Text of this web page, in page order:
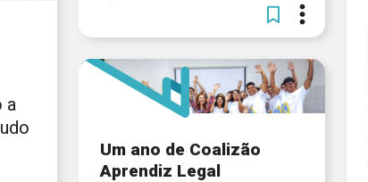
a
Um ano de Coalizão
Aprendiz Legal